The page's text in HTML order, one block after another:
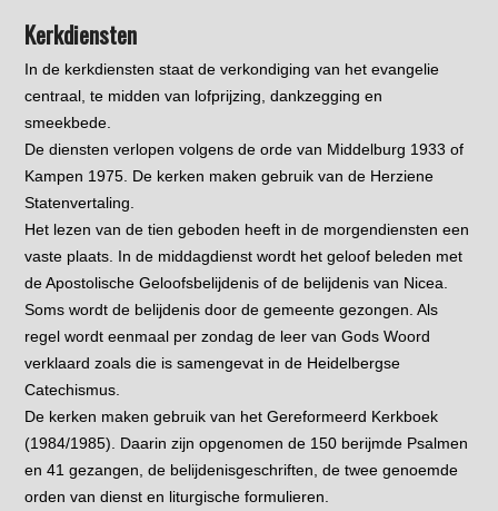
Kerkdiensten
In de kerkdiensten staat de verkondiging van het evangelie
centraal, te midden van lofprijzing, dankzegging en
smeekbede.
De diensten verlopen volgens de orde van Middelburg 1933 of
Kampen 1975. De kerken maken gebruik van de Herziene
Statenvertaling.
Het lezen van de tien geboden heeft in de morgendiensten een
vaste plaats. In de middagdienst wordt het geloof beleden met
de Apostolische Geloofsbelijdenis of de belijdenis van Nicea.
Soms wordt de belijdenis door de gemeente gezongen. Als
regel wordt eenmaal per zondag de leer van Gods Woord
verklaard zoals die is samengevat in de Heidelbergse
Catechismus.
De kerken maken gebruik van het Gereformeerd Kerkboek
(1984/1985). Daarin zijn opgenomen de 150 berijmde Psalmen
en 41 gezangen, de belijdenisgeschriften, de twee genoemde
orden van dienst en liturgische formulieren.